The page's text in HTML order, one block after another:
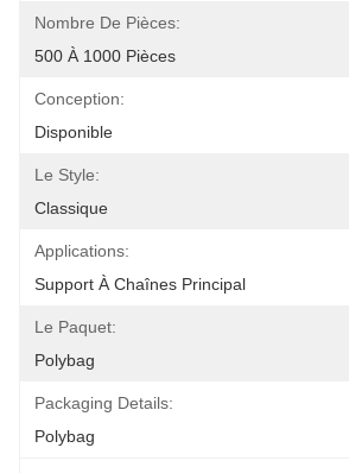
Nombre De Pièces:
500 À 1000 Pièces
Conception:
Disponible
Le Style:
Classique
Applications:
Support À Chaînes Principal
Le Paquet:
Polybag
Packaging Details:
Polybag